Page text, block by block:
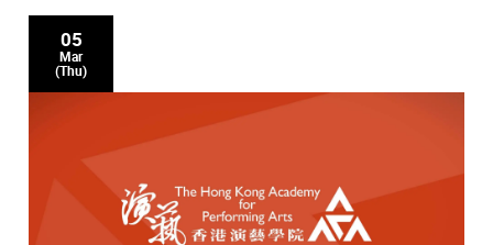
05
Mar
(Thu)